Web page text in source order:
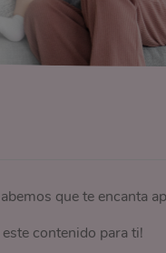
que te encanta
contenido para ti!